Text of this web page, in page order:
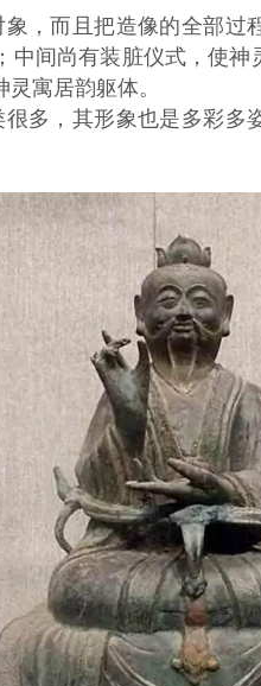
，而且把造像的全部过
间尚有装脏仪式，使神
寓居韵躯体。
多，其形象也是多彩多